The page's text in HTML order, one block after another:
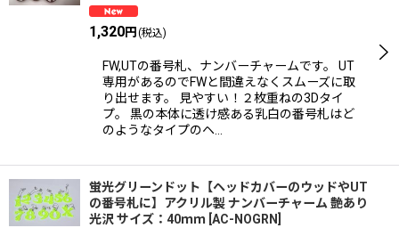
絞り込む
1,320円 (税込)
FW,UTの番号札、ナンバーチャームです。 UT
専用があるのでFWと間違えなくスムーズに取
り出せます。 見やすい！２枚重ねの3Dタイ
プ。 黒の本体に透け感ある乳白の番号札はど
のようなタイプのヘ…
蛍光グリーンドット【ヘッドカバーのウッドやUT
の番号札に】アクリル製 ナンバーチャーム 艶あり
光沢 サイズ：40ｍｍ AC-NOGRN